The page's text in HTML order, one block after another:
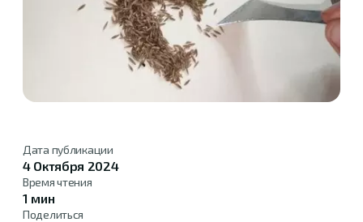
Дата публикации
4 Октября 2024
Время чтения
1 мин
Поделиться